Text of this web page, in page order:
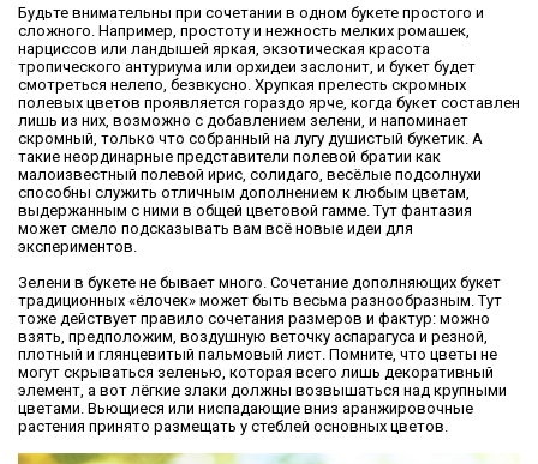
Будьте внимательны при сочетании в одном букете простого и
сложного. Например, простоту и нежность мелких ромашек,
нарциссов или ландышей яркая, экзотическая красота
тропического антуриума или орхидеи заслонит, и букет будет
смотреться нелепо, безвкусно. Хрупкая прелесть скромных
полевых цветов проявляется гораздо ярче, когда букет составлен
лишь из них, возможно с добавлением зелени, и напоминает
скромный, только что собранный на лугу душистый букетик. А
такие неординарные представители полевой братии как
малоизвестный полевой ирис, солидаго, весёлые подсолнухи
способны служить отличным дополнением к любым цветам,
выдержанным с ними в общей цветовой гамме. Тут фантазия
может смело подсказывать вам всё новые идеи для
экспериментов.
Зелени в букете не бывает много. Сочетание дополняющих букет
традиционных «ёлочек» может быть весьма разнообразным. Тут
тоже действует правило сочетания размеров и фактур: можно
взять, предположим, воздушную веточку аспарагуса и резной,
плотный и глянцевитый пальмовый лист. Помните, что цветы не
могут скрываться зеленью, которая всего лишь декоративный
элемент, а вот лёгкие злаки должны возвышаться над крупными
цветами. Вьющиеся или ниспадающие вниз аранжировочные
растения принято размещать у стеблей основных цветов.